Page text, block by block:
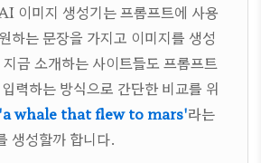
이미지 생성기는 프롬프트에 사용
하는 문장을 가지고 이미지를 생성
금 소개하는 사이트들도 프롬프트
력하는 방식으로 간단한 비교를 위
'a whale that flew to mars'라는
생성할까 합니다.